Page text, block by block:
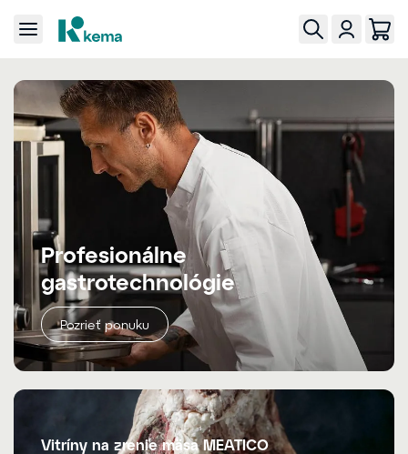
Profesionálne
gastrotechnológie
Pozrieť ponuku
Vitríny na zrenie mäsa MEATICO